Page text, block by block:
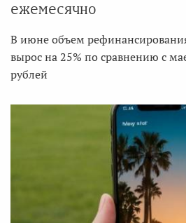
ежемесячно
В июне объем
вырос на 25% по сравнению с
рублей